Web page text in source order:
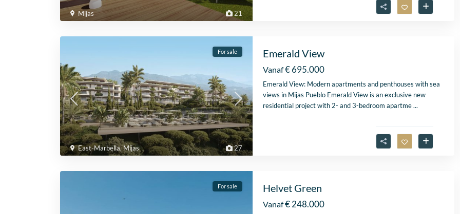
21
Mijas
27
East-Marbella,Mijas
For sale Emerald View
Vanaf€ 695.000
Emerald View: Modern apartments and penthouses with sea
views in Mijas Pueblo Emerald View is an exclusive new
residential project with 2- and 3-bedroom apartme...
For sale Helvet Green
Vanaf€ 248.000